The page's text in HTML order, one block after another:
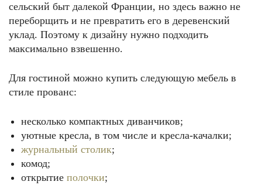
сельский быт далекой Франции, но здесь важно не
переборщить и не превратить его в деревенский
уклад. Поэтому к дизайну нужно подходить
максимально взвешенно.
Для гостиной можно купить следующую мебель в
стиле прованс:
несколько компактных диванчиков;
уютные кресла, в том числе и кресла-качалки;
журнальный столик;
комод;
открытие полочки;